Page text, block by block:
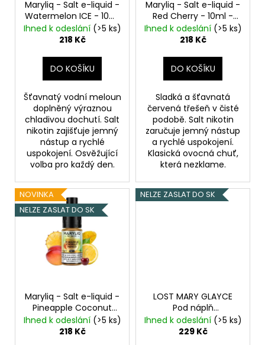
Maryliq - Salt e-liquid -
Watermelon ICE - 10ml
- 20mgLedový
meloun
Ihned k odeslání (>5 ks)
218 Kč
DO KOŠÍKU
Šťavnatý vodní meloun
doplněný výraznou
chladivou dochutí. Salt
nikotin zajišťuje jemný
nástup a rychlé
uspokojení. Osvěžující
volba pro každý den.
Maryliq - Salt e-liquid -
Red Cherry - 10ml -
20mgTřešeň
Ihned k odeslání (>5 ks)
218 Kč
DO KOŠÍKU
Sladká a šťavnatá
červená třešeň v čisté
podobě. Salt nikotin
zaručuje jemný nástup
a rychlé uspokojení.
Klasická ovocná chuť,
která nezklame.
NOVINKA
NELZE ZASLAT DO SK
Maryliq - Salt e-liquid -
Pineapple Coconut
Melon - 10ml - 20mg
Ananas, Kokos, Vodní
Ihned k odeslání (>5 ks)
218 Kč
NELZE ZASLAT DO SK
LOST MARY GLAYCE
Pod náplň
Watermelon ICE 20mg
2x2mlVychlazený
Ihned k odeslání (>5 ks)
229 Kč
HLEDAT
D
o
p
m